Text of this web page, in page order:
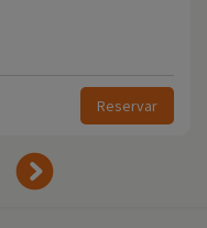
Reservar